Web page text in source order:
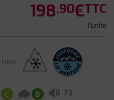
198.90€TTC
l'unité
Hiver
C B B 73